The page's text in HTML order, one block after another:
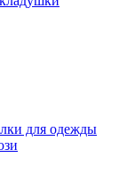
для одежды